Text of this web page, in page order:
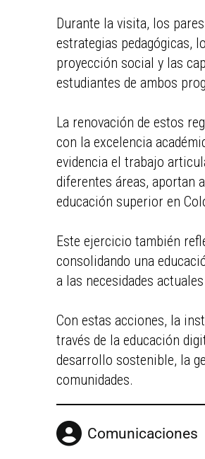
Durante la visita, los
estrategias pedagógicas,
proyección social y las
estudiantes de ambos
La renovación de estos
con la excelencia
evidencia el trabajo
diferentes áreas, aportan
educación superior en
Este ejercicio también
consolidando una
a las necesidades
Con estas acciones, la
través de la educación
desarrollo sostenible, la
comunidades.
Comunicaciones